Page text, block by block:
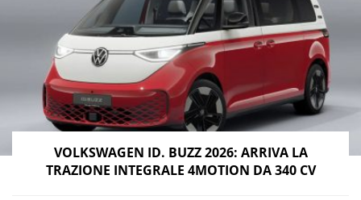
VOLKSWAGEN ID. BUZZ 2026: ARRIVA LA
TRAZIONE INTEGRALE 4MOTION DA 340 CV